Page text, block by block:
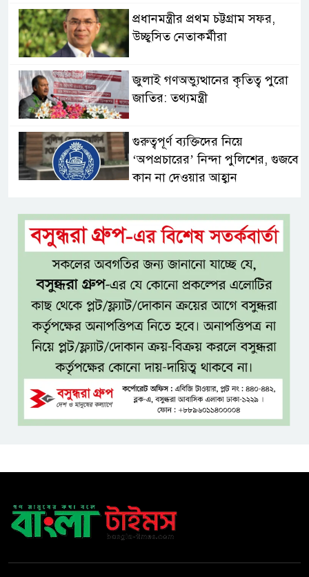
প্রধানমন্ত্রীর প্রথম চট্টগ্রাম সফর,
উচ্ছ্বসিত নেতাকর্মীরা
জুলাই গণঅভ্যুত্থানের কৃতিত্ব পুরো
জাতির: তথ্যমন্ত্রী
গুরুত্বপূর্ণ ব্যক্তিদের নিয়ে
‘অপপ্রচারের’ নিন্দা পুলিশের, গুজবে
কান না দেওয়ার আহ্বান
শেখ হাসিনার দিল্লির সংবাদ
সম্মেলনের সঙ্গে ভারত সরকারের
সম্পৃক্ততা নেই: জয়সোয়াল
টাঙ্গাইলে নিহত ১৪ বাস-মিনিবাস
মালিকের পরিবারকে আর্থিক অনুদান
ও সম্মাননা
সাড়ে ৩ হাজার এতিম ও
মাদরাসাশিক্ষার্থীর খাবারের
আয়োজন করলেন প্রতিমন্ত্রী টুকু
কাছে শত কোটি টাকা ক্ষতিপূরণ
দাবি
ধ্বংসস্তূপের ওপরই বারবার ক্ষমতায়